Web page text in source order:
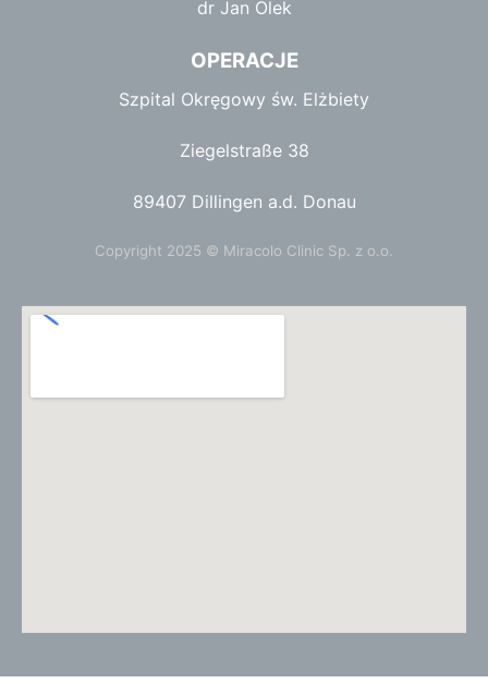
dr Jan Olek
OPERACJE
Szpital Okręgowy św. Elżbiety
Ziegelstraße 38
89407 Dillingen a.d. Donau
Copyright 2025 © Miracolo Clinic Sp. z o.o.